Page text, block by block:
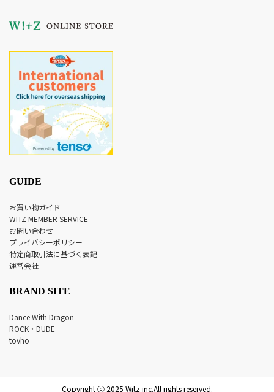
GUIDE
お買い物ガイド
WITZ MEMBER SERVICE
お問い合わせ
プライバシーポリシー
特定商取引法に基づく表記
運営会社
BRAND SITE
Dance With Dragon
ROCK・DUDE
tovho
Copyright ⓒ 2025 Witz inc.All rights reserved.